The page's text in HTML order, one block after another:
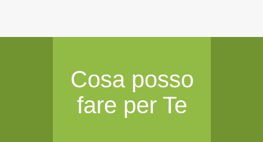
Cosa posso
fare per Te